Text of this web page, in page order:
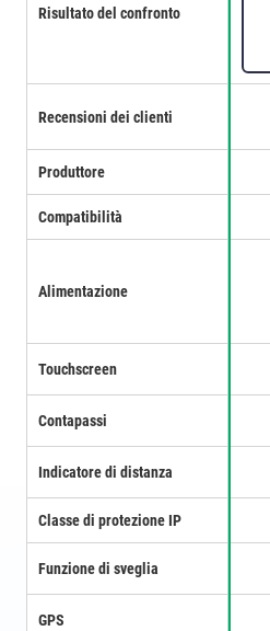
Risultato del confronto
Recensioni dei clienti
Produttore
Compatibilità
Alimentazione
Touchscreen
Contapassi
Indicatore di distanza
Classe di protezione IP
Funzione di sveglia
GPS